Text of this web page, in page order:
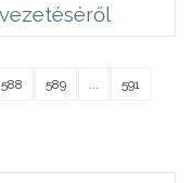
588 589 591